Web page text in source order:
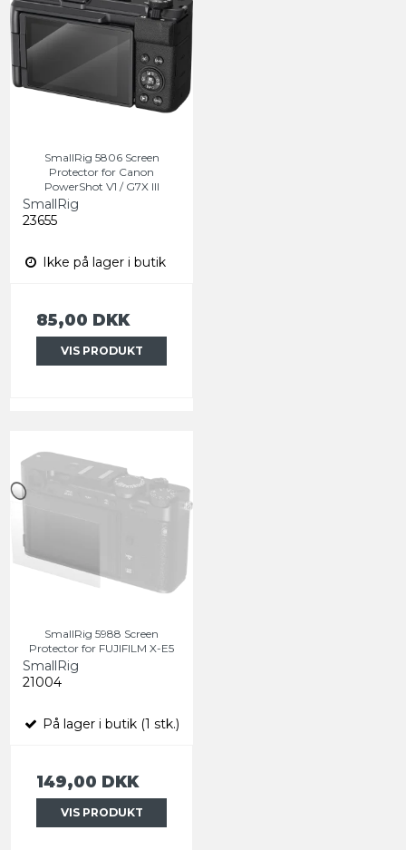
SmallRig 5806 Screen
Protector for Canon
PowerShot V1 / G7X III
SmallRig
23655
Ikke på lager i butik
85,00 DKK
VIS PRODUKT
SmallRig 5988 Screen
Protector for FUJIFILM X-E5
SmallRig
21004
På lager i butik (1 stk.)
149,00 DKK
VIS PRODUKT